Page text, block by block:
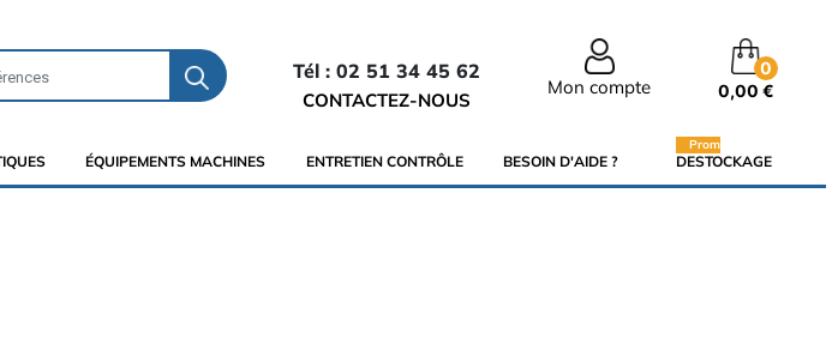
Tél : 02 51 34 45 62
CONTACTEZ-NOUS
Mon compte
0
0,00 €
ÉQUIPEMENTS MACHINES ENTRETIEN CONTRÔLE BESOIN D'AIDE ? DESTOCKAGE
Promo